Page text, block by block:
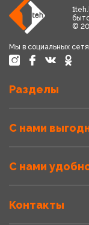
©
Мы в социальных
Разделы
С нами
С нами
Контакты